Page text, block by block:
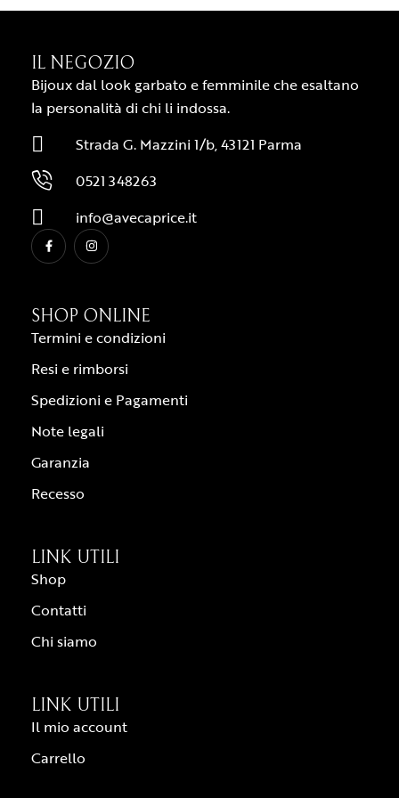
IL NEGOZIO
Bijoux dal look garbato e femminile che esaltano
la personalità di chi li indossa.
Strada G. Mazzini 1/b, 43121 Parma
0521 348263
info@avecaprice.it
SHOP ONLINE
Termini e condizioni
Resi e rimborsi
Spedizioni e Pagamenti
Note legali
Garanzia
Recesso
LINK UTILI
Shop
Contatti
Chi siamo
LINK UTILI
Il mio account
Carrello